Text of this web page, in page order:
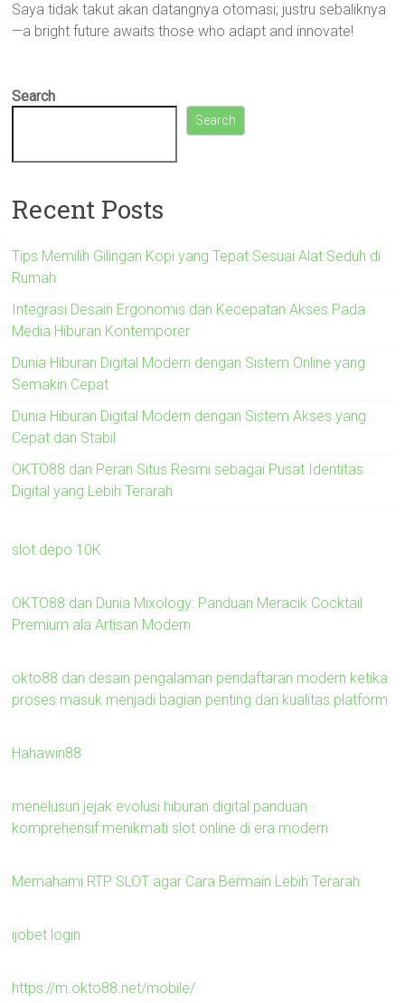
Saya tidak takut akan datangnya otomasi; justru sebaliknya
—a bright future awaits those who adapt and innovate!
Search
Search
Recent Posts
Tips Memilih Gilingan Kopi yang Tepat Sesuai Alat Seduh di
Rumah
Integrasi Desain Ergonomis dan Kecepatan Akses Pada
Media Hiburan Kontemporer
Dunia Hiburan Digital Modern dengan Sistem Online yang
Semakin Cepat
Dunia Hiburan Digital Modern dengan Sistem Akses yang
Cepat dan Stabil
OKTO88 dan Peran Situs Resmi sebagai Pusat Identitas
Digital yang Lebih Terarah
slot depo 10K
OKTO88 dan Dunia Mixology: Panduan Meracik Cocktail
Premium ala Artisan Modern
okto88 dan desain pengalaman pendaftaran modern ketika
proses masuk menjadi bagian penting dari kualitas platform
Hahawin88
menelusuri jejak evolusi hiburan digital panduan
komprehensif menikmati slot online di era modern
Memahami RTP SLOT agar Cara Bermain Lebih Terarah
ijobet login
https://m.okto88.net/mobile/